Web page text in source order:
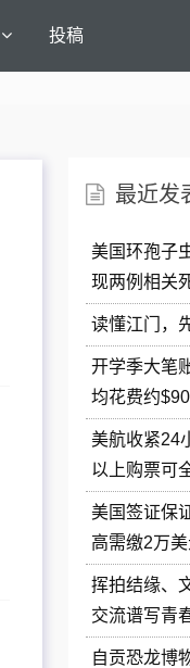
投稿
最近发
美国环孢子
现两例相关
读懂江门，
开学季大笔
均花费约
美航收紧24
以上购票可
美国签证保
高需缴2万
挥拍结缘、
交流谱写青
自贡恐龙博